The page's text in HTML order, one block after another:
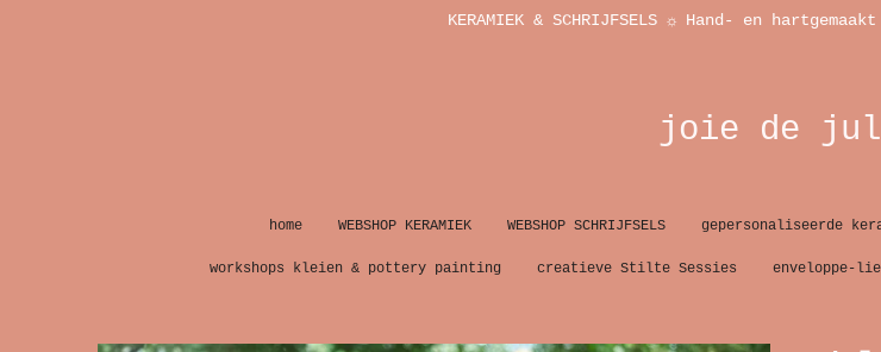
KERAMIEK & SCHRIJFSELS ☼ Hand- en
joie de
home WEBSHOP KERAMIEK WEBSHOP SCHRIJFSELS gepersonaliseerde
workshops kleien & pottery painting creatieve Stilte Sessies enveloppe-